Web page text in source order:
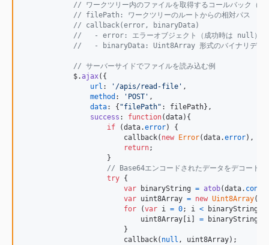
// ワークツリー内のファイルを取得するコールバック（オ
// filePath: ワークツリーのルートからの相対パス
// callback(error, binaryData)
//   - error: エラーオブジェクト（成功時は null）
//   - binaryData: Uint8Array 形式のバイナリデー
// サーバーサイドでファイルを読み込む例
$.ajax( {
url : '/apis/read-file' ,
method : 'POST' ,
data: { "filePath" : filePath} ,
success : function(data) {
if
(data.error)
{
callback( new Error(data.error) ,
return;
}
// Base64エンコードされたデータをデコード
try {
var
binaryString = atob(data.
var uint8Array = new Uint8Array(
for
(var i = 0; i < binaryString
uint8Array i = binaryString
}
callback( null , uint8Array) ;